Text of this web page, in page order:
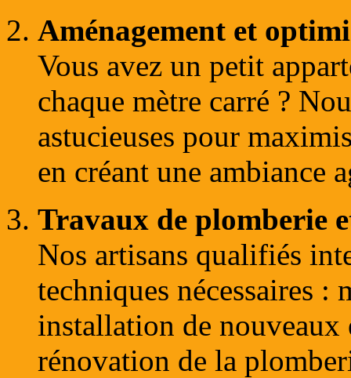
Aménagement et
Vous avez un petit
chaque mètre carré ?
astucieuses pour
en créant une ambiance
Travaux de plomberie
Nos artisans qualifiés
techniques nécessaires :
installation de nouveaux
rénovation de la